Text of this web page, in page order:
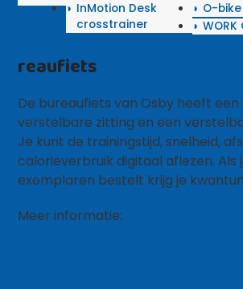
InMotion Desk
crosstrainer
O-bike
WORK
reaufiets
De bureaufiets van Osby heeft een
verstelbare zitting en een
Je kunt de trainingstijd, snelheid,
calorieverbruik digitaal aflezen. Als
exemplaren bestelt krijg je
Meer informatie: